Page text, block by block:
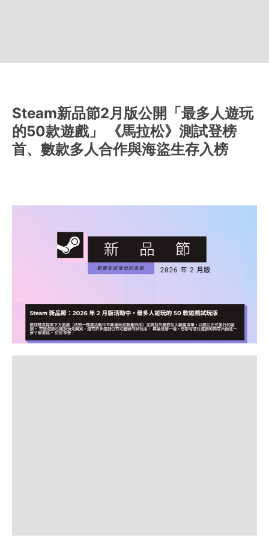
Steam新品節2月版公開「最多人遊玩
的50款遊戲」 《馬拉松》測試登榜
首、數款多人合作與海盜生存入榜